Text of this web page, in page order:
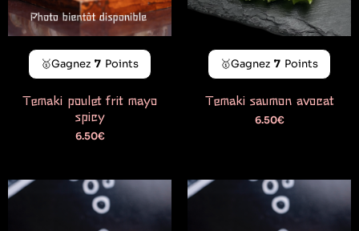
🥇Gagnez 7 Points
Temaki poulet frit mayo
spicy
6.50€
🥇Gagnez 7 Points
Temaki saumon avocat
6.50€